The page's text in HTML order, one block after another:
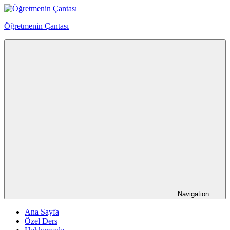
Skip
content
Öğretmenin Çantası
Navigation
Ana Sayfa
Özel Ders